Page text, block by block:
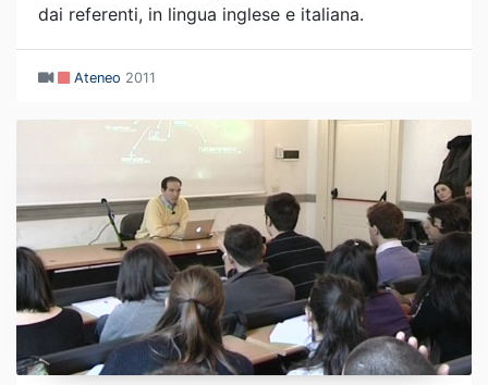
dai referenti, in lingua inglese e italiana.
Ateneo 2011